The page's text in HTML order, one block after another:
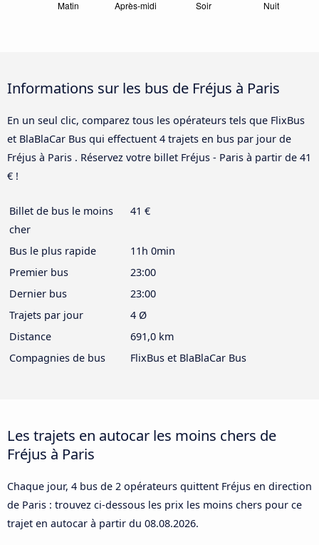
Informations sur les bus de Fréjus à Paris
En un seul clic, comparez tous les opérateurs tels que FlixBus
et BlaBlaCar Bus qui effectuent 4 trajets en bus par jour de
Fréjus à Paris . Réservez votre billet Fréjus - Paris à partir de 41
€ !
Billet de bus le moins
cher
41 €
Bus le plus rapide
11h 0min
Premier bus
23:00
Dernier bus
23:00
Trajets par jour
4 Ø
Distance
691,0 km
Compagnies de bus
FlixBus et BlaBlaCar Bus
Les trajets en autocar les moins chers de
Fréjus à Paris
Chaque jour, 4 bus de 2 opérateurs quittent Fréjus en direction
de Paris : trouvez ci-dessous les prix les moins chers pour ce
trajet en autocar à partir du 08.08.2026.